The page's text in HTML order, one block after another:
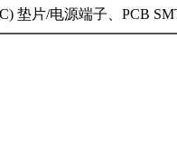
垫片/电源端子、PCB